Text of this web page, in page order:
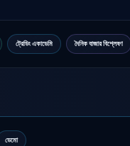
ট্রেডিং একাডেমি দৈনিক বাজার বিশ্লেষণ
ডেমো